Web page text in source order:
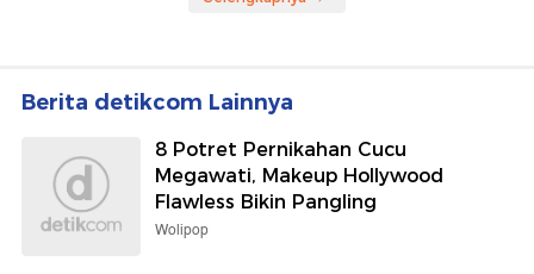
Berita detikcom Lainnya
8 Potret Pernikahan Cucu
Megawati, Makeup Hollywood
Flawless Bikin Pangling
Wolipop